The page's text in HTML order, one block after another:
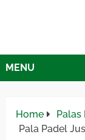
MENU
Home
Palas
Pala Padel